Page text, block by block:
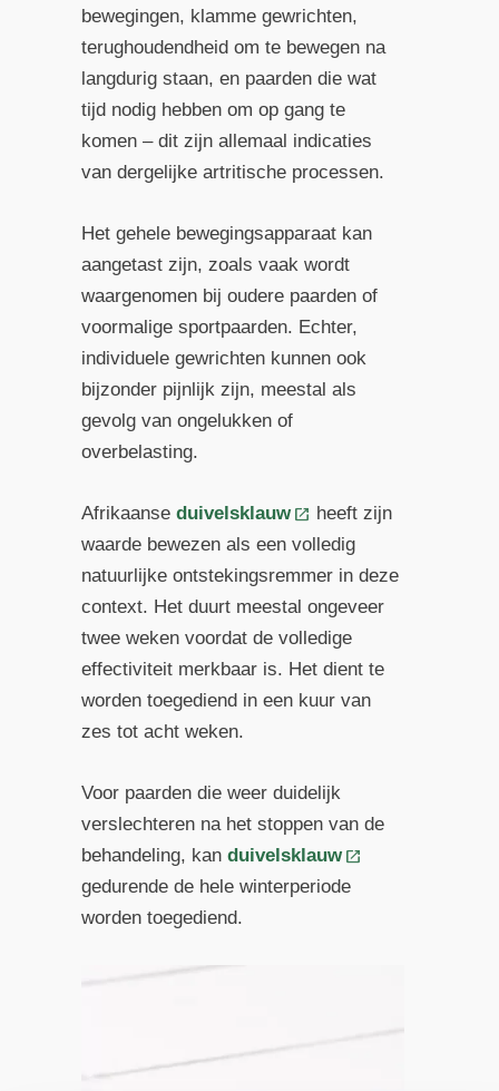
bewegingen, klamme gewrichten,
terughoudendheid om te bewegen na
langdurig staan, en paarden die wat
tijd nodig hebben om op gang te
komen – dit zijn allemaal indicaties
van dergelijke artritische processen.
Het gehele bewegingsapparaat kan
aangetast zijn, zoals vaak wordt
waargenomen bij oudere paarden of
voormalige sportpaarden. Echter,
individuele gewrichten kunnen ook
bijzonder pijnlijk zijn, meestal als
gevolg van ongelukken of
overbelasting.
Afrikaanse duivelsklauw
heeft zijn
waarde bewezen als een volledig
natuurlijke ontstekingsremmer in deze
context. Het duurt meestal ongeveer
twee weken voordat de volledige
effectiviteit merkbaar is. Het dient te
worden toegediend in een kuur van
zes tot acht weken.
Voor paarden die weer duidelijk
verslechteren na het stoppen van de
behandeling, kan duivelsklauw
gedurende de hele winterperiode
worden toegediend.